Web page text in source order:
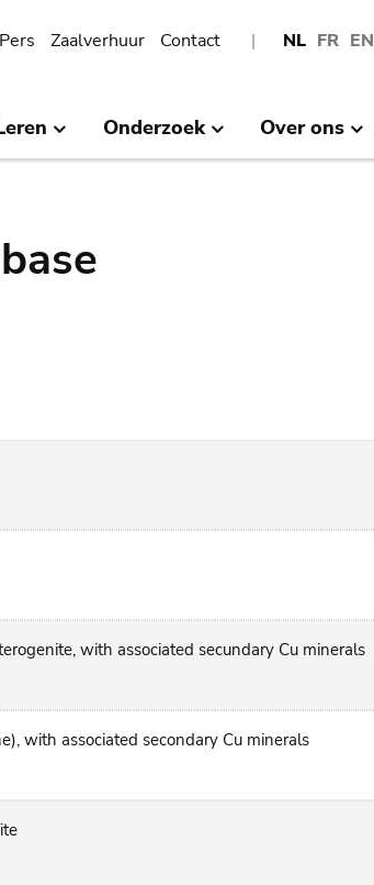
NL FR EN
Pers Zaalverhuur Contact
Onderzoek Over ons
with associated secundary Cu minerals
with associated secondary Cu minerals